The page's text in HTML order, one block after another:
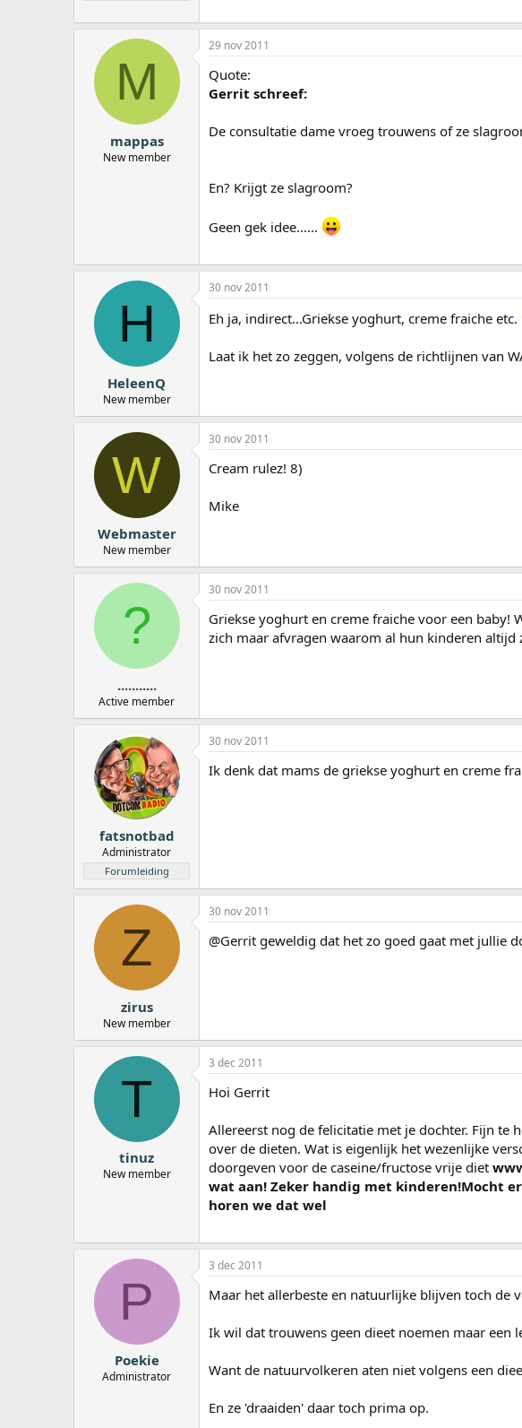
M
mappas
New member
29 nov 2011
Quote:
Gerrit schreef:
De consultatie dame vroeg trouwens of ze
En? Krijgt ze slagroom?
Geen gek idee......
H
HeleenQ
New member
30 nov 2011
Eh ja, indirect...Griekse yoghurt, creme fraiche etc.
Laat ik het zo zeggen, volgens de richtlijnen van
W
Webmaster
New member
30 nov 2011
Cream rulez! 8)
Mike
?
...........
Active member
30 nov 2011
Griekse yoghurt en creme fraiche voor een baby!
zich maar afvragen waarom al hun kinderen
fatsnotbad
Administrator
Forumleiding
30 nov 2011
Ik denk dat mams de griekse yoghurt en creme
Z
zirus
New member
30 nov 2011
@Gerrit geweldig dat het zo goed gaat met jullie
T
tinuz
New member
3 dec 2011
Hoi Gerrit
Allereerst nog de felicitatie met je dochter. Fijn te
over de dieten. Wat is eigenlijk het wezenlijke
doorgeven voor de caseine/fructose vrije diet
wat aan! Zeker handig met kinderen!Mocht
horen we dat wel
P
Poekie
Administrator
3 dec 2011
Maar het allerbeste en natuurlijke blijven toch de
Ik wil dat trouwens geen dieet noemen maar een
Want de natuurvolkeren aten niet volgens een
En ze 'draaiden' daar toch prima op.